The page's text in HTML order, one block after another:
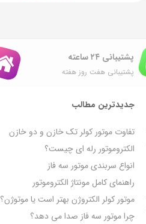
پشتیبانی ۲۴ ساعته
پشتیبانی هفت روز هفته
جدیدترین مطالب
تفاوت موتور کولر تک خازن و دو خازن
الکتروموتور رله‌ ای چیست؟
انواع سربندی موتور سه فاز
راهنمای کامل مونتاژ الکتروموتور
موتور کولر الکتروژن بهتر است یا موتوژن؟
چرا موتور سه فاز صدا می‌ دهد؟